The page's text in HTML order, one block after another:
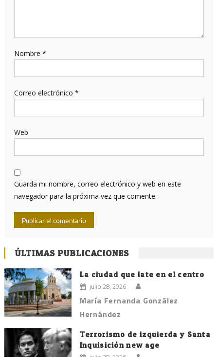
Nombre *
Correo electrónico *
Web
Guarda mi nombre, correo electrónico y web en este
navegador para la próxima vez que comente.
ÚLTIMAS PUBLICACIONES
La ciudad que late en el centro
julio 28, 2026
María Fernanda González
Hernández
Terrorismo de izquierda y Santa
Inquisición new age